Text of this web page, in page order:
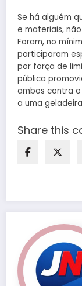
Se há alguém
e materiais,
Foram, no
participaram
por força de
pública
ambos contra
a uma
Share this